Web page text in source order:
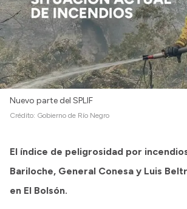
Nuevo parte del SPLIF
Crédito: Gobierno de Río Negro
El índice de peligrosidad por
Bariloche, General Conesa y Luis
en El Bolsón.